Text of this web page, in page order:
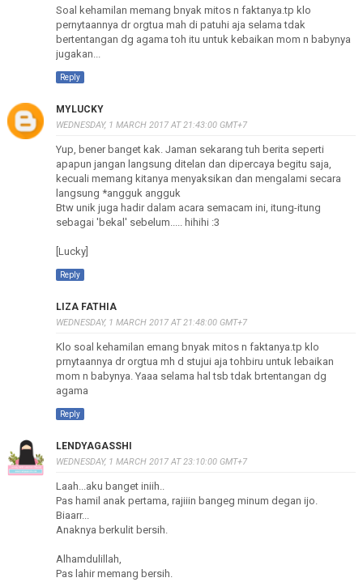
Soal kehamilan memang bnyak mitos n faktanya.tp klo
pernytaannya dr orgtua mah di patuhi aja selama tdak
bertentangan dg agama toh itu untuk kebaikan mom n babynya
jugakan...
Reply
MYLUCKY
WEDNESDAY, 1 MARCH 2017 AT 21:43:00 GMT+7
Yup, bener banget kak. Jaman sekarang tuh berita seperti
apapun jangan langsung ditelan dan dipercaya begitu saja,
kecuali memang kitanya menyaksikan dan mengalami secara
langsung *angguk angguk
Btw unik juga hadir dalam acara semacam ini, itung-itung
sebagai 'bekal' sebelum..... hihihi :3
[Lucky]
Reply
LIZA FATHIA
WEDNESDAY, 1 MARCH 2017 AT 21:48:00 GMT+7
Klo soal kehamilan emang bnyak mitos n faktanya.tp klo
prnytaannya dr orgtua mh d stujui aja tohbiru untuk lebaikan
mom n babynya. Yaaa selama hal tsb tdak brtentangan dg
agama
Reply
LENDYAGASSHI
WEDNESDAY, 1 MARCH 2017 AT 23:10:00 GMT+7
Laah...aku banget iniih..
Pas hamil anak pertama, rajiiin bangeg minum degan ijo.
Biaarr...
Anaknya berkulit bersih.
Alhamdulillah,
Pas lahir memang bersih.